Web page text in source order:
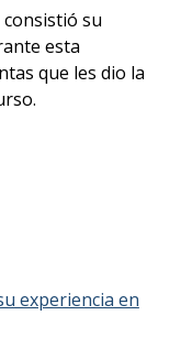
su
esta
que les dio la
experiencia en